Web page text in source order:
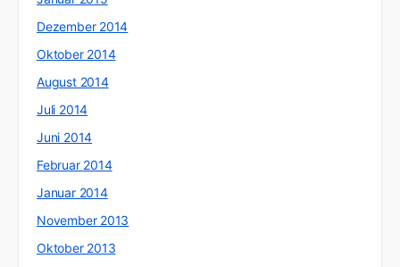
Dezember 2014
Oktober 2014
August 2014
Juli 2014
Juni 2014
Februar 2014
Januar 2014
November 2013
Oktober 2013